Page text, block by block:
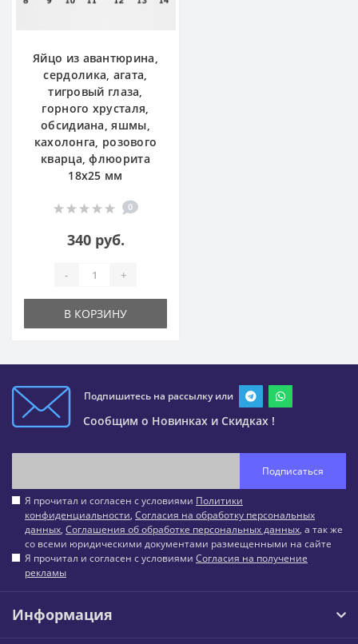
Яйцо из авантюрина,
сердолика, агата,
тигровый глаза,
горного хрусталя,
обсидиана, яшмы,
кахолонга, розового
кварца, флюорита
18х25 мм
0
340 руб.
- +
В КОРЗИНУ
Подпишитесь на рассылку или
Сообщим о Новинках и Скидках !
Подписаться
Я прочитал и согласен с условиями Политики
конфиденциальности, Согласия на обработку персональных
данных, Соглашения об обработке персональных данных, а так же
со всеми юридическими документами размещенными на сайте
Я прочитал и согласен с условиями Согласия на получение
рекламы
Информация